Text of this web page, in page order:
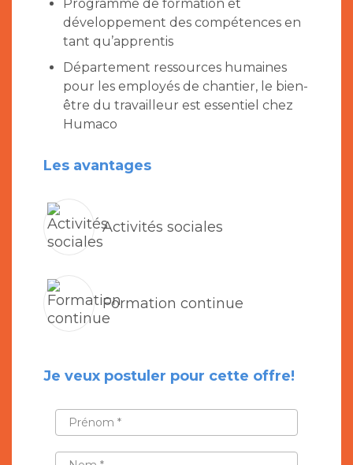
Programme de formation et
développement des compétences en
tant qu’apprentis
Département ressources humaines
pour les employés de chantier, le bien-
être du travailleur est essentiel chez
Humaco
Les avantages
Activités sociales
Formation continue
Je veux postuler pour cette offre!
PRÉNOM
NOM